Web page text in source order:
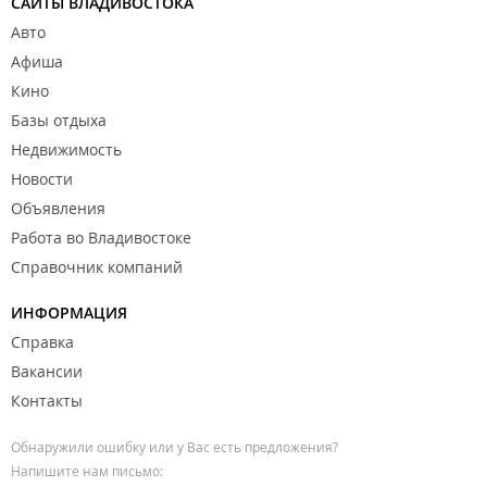
Авто
Афиша
Кино
Базы отдыха
Недвижимость
Новости
Объявления
Работа во Владивостоке
Справочник компаний
ИНФОРМАЦИЯ
Справка
Вакансии
Контакты
Обнаружили ошибку или у Вас есть предложения?
Напишите нам письмо: